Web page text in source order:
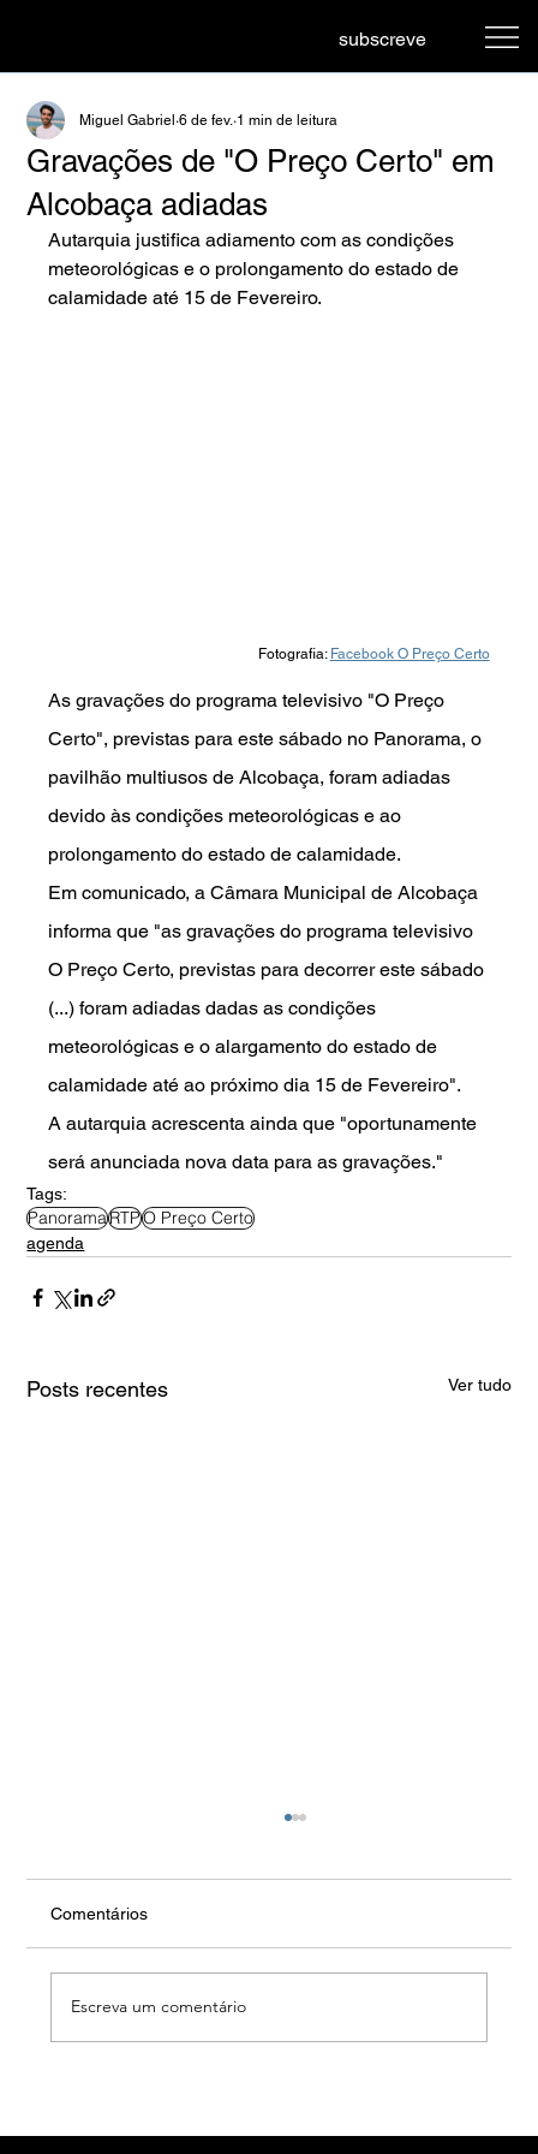
subscreve
Gravações de "O Preço Certo" em
Alcobaça adiadas
Miguel Gabriel 6 de fev. 1 min de leitura
Autarquia justifica adiamento com as condições
meteorológicas e o prolongamento do estado de
calamidade até 15 de Fevereiro.
Fotografia: Facebook O Preço Certo
As gravações do programa televisivo "O Preço
Certo", previstas para este sábado no Panorama, o
pavilhão multiusos de Alcobaça, foram adiadas
devido às condições meteorológicas e ao
prolongamento do estado de calamidade.
Em comunicado, a Câmara Municipal de Alcobaça
informa que "as gravações do programa televisivo
O Preço Certo, previstas para decorrer este sábado
(...) foram adiadas dadas as condições
meteorológicas e o alargamento do estado de
calamidade até ao próximo dia 15 de Fevereiro".
A autarquia acrescenta ainda que "oportunamente
será anunciada nova data para as gravações."
Tags:
PanoramaRTPO Preço Certo
agenda
Posts recentes Ver tudo
Comentários
Escreva um comentário